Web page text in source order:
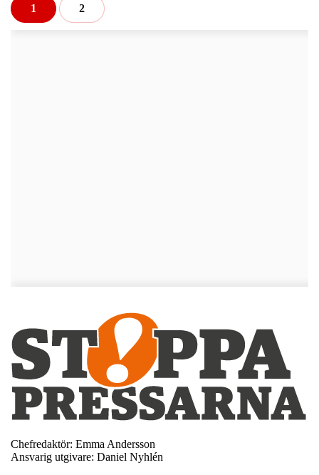
1 2
Chefredaktör: Emma Andersson
Ansvarig utgivare: Daniel Nyhlén